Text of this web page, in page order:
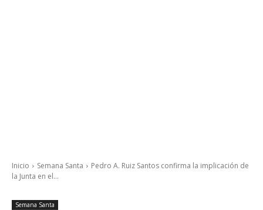
Inicio Semana Santa
Pedro A. Ruiz Santos confirma la implicación de
la Junta en el...
Semana Santa